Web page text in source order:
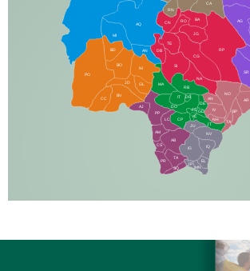
AQ
MI
AN
BA
CA
AG
SR
AR
RP
RO
JG
CG
SI
NA
TA
NH
JT
RB
MA
IT
DR
DO
CP
JU
NV
IQ
EL
BD
BO
NI
JD
PO
BV
CC
PP
AJ
LC
AM
AB
JP
DB
TE
CS
PR
TA
SQ
IG
MN
NO
BP
RN
CN
GL
AN
IV
FS
VC
GD
DE